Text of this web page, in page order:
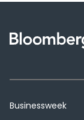
Businessweek